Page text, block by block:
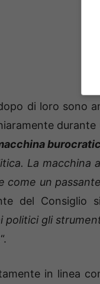
di loro sono
durante
La macchina
come un
del Consiglio
politici gli
“.
in linea